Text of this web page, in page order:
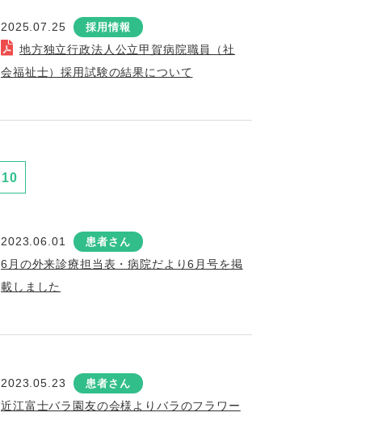
2025.07.25 採用情報
地方独立行政法人公立甲賀病院職員（社
会福祉士）採用試験の結果について
10
2023.06.01 患者さん
6月の外来診療担当表・病院だより6月号を掲
載しました
2023.05.23 患者さん
近江富士バラ園友の会様よりバラのフラワー